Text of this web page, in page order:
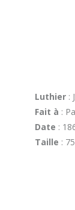
Luthier :
Fait à :
Date :
Taille :